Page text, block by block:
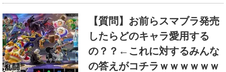
【質問】お前らスマブラ発売
したらどのキャラ愛用する
の？？←これに対するみんな
の答えがコチラｗｗｗｗｗｗ